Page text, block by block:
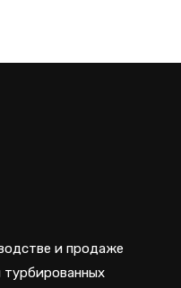
и продаже
турбированных